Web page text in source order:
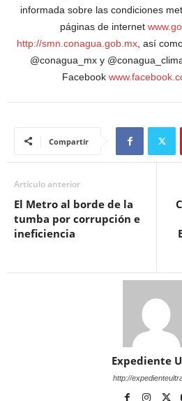
informada sobre las condiciones
páginas de internet
http://smn.conagua.gob.mx, así
@conagua_mx y
Facebook
Compartir
Artículo anterior
El Metro al borde de la
tumba por corrupción e
ineficiencia
Expediente
http://